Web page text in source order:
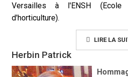
Versailles à l'ENSH (Ecole
d'horticulture).
LIRE LA
Herbin Patrick